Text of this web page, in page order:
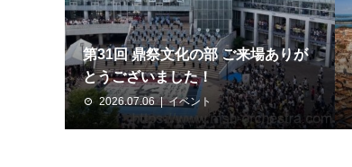
第31回 鼎祭文化の部 ご来場ありが
とうございました！
2026.07.06 イベント